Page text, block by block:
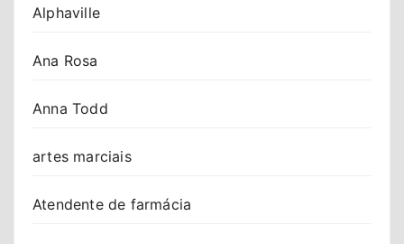
Alphaville
Ana Rosa
Anna Todd
artes marciais
Atendente de farmácia